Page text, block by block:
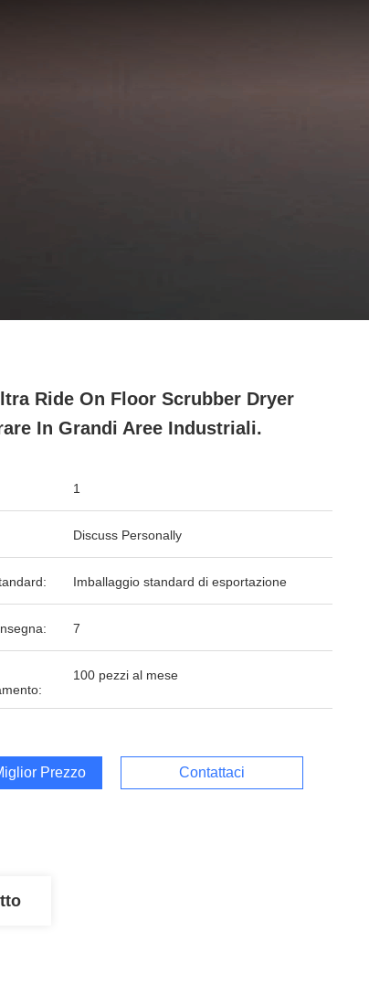
Ride On Floor Scrubber Dryer
In Grandi Aree Industriali.
1
Discuss Personally
Imballaggio standard di esportazione
7
100 pezzi al mese
Prezzo Contattaci